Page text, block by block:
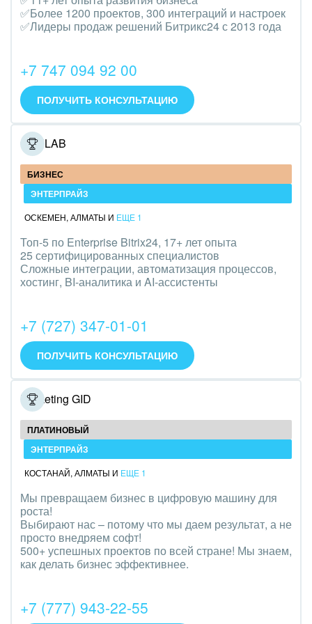
Трудоустройство
Красота, фитнес, спорт
PR, маркетинг, реклама,
АПК и пищевая промышленность
Выставки, семинары, конференции
Горнодобывающая отрасль
Досуг, туризм и отдых
Изготовление памятников и мемориальных
комплексов
Инвестиционный бизнес
Интерьер, дизайн, декор
IT, Интернет
Консалтинговые и управленческие услуги
Культурные события, спорт, шоу-бизнес
Логистика
Мебель, лес, деревообработка
Медицина и фармацевтика
Металлургия
Мода, одежда, аксессуары, стиль
Нефть, газ
✅Более 1200 проектов, 300 интеграций и настроек
✅Лидеры продаж решений Битрикс24 с 2013 года
+7 747 094 92 00
ПОЛУЧИТЬ КОНСУЛЬТАЦИЮ
ONELAB
БИЗНЕС
ЭНТЕРПРАЙЗ
ОСКЕМЕН, АЛМАТЫ И ЕЩЕ 1
Топ-5 по Enterprise Bitrix24, 17+ лет опыта
25 сертифицированных специалистов
Сложные интеграции, автоматизация процессов,
хостинг, BI-аналитика и AI-ассистенты
+7 (727) 347-01-01
ПОЛУЧИТЬ КОНСУЛЬТАЦИЮ
Marketing GID
ПЛАТИНОВЫЙ
ЭНТЕРПРАЙЗ
КОСТАНАЙ, АЛМАТЫ И ЕЩЕ 1
Мы превращаем бизнес в цифровую машину для
роста!
Выбирают нас – потому что мы даем результат, а не
просто внедряем софт!
500+ успешных проектов по всей стране! Мы знаем,
как делать бизнес эффективнее.
+7 (777) 943-22-55